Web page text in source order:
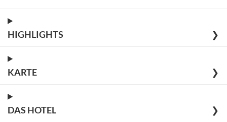
HIGHLIGHTS ❯
KARTE ❯
DAS HOTEL ❯